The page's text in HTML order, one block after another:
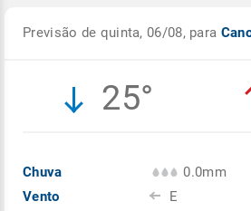
Previsão de quinta, 06/08, para
25°
Chuva
Vento
0.0mm
E